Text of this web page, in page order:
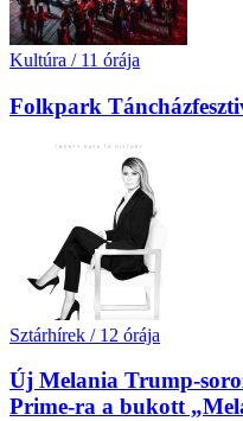
Kultúra / 11 órája
Folkpark
Sztárhírek / 12 órája
Új Melania Trump-
Prime-ra a bukott